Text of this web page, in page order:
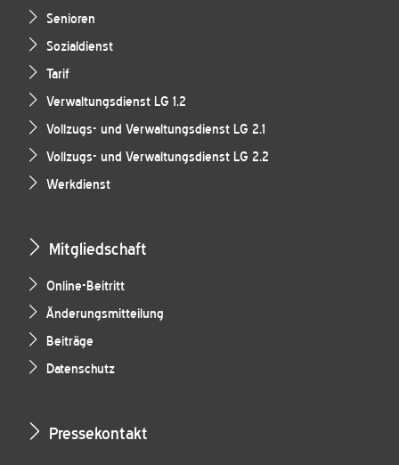
Senioren
Sozialdienst
Tarif
Verwaltungsdienst LG 1.2
Vollzugs- und Verwaltungsdienst LG 2.1
Vollzugs- und Verwaltungsdienst LG 2.2
Werkdienst
Mitgliedschaft
Online-Beitritt
Änderungsmitteilung
Beiträge
Datenschutz
Pressekontakt